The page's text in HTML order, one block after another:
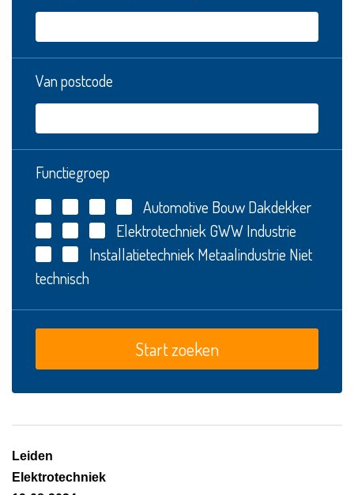
Van postcode
Functiegroep
Automotive BouwDakdekker
Elektrotechniek GWWIndustrie
Installatietechniek Metaalindustrie Niet
technisch
Leiden
Elektrotechniek